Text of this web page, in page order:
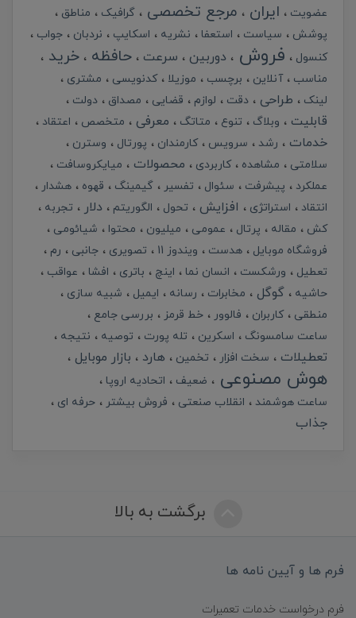
عضویت
ایران مرجع تخصصی گرافیک
مناطق
پوشش
سیاست استعفا نشریه اسکایپ نردبان
جواب
کنسول
فروش دوربین سرعت حافظه خرید
مناسب آنلاین برچسب موزیلا کدنویسی
مشتری
لینک
طراحی دقت لوازم قضایی مصداق دولت
قابلیت وبلاگ تنوع متاتگ معرفی متخصص اعتقاد
خدمات رشد سرویس کارمندان پورتال
وسترن
سلامتی
مشاهده کاربردی محصولات
میایکروسافت
عملکرد
پیشرفت سئوال تفسیر گیمینگ قهوه
هشدار
انتقاد
استراتژی افزایش تحول الگوریتم دلار
تجربه
کش
مقاله پرتال عمومی میلیون محتوا
شیائومی
فروشگاه موبایل
هدست ویندوز 11 تصویری جانبی
رم
تعطیل
ورشکست انسان نما اینچ باتری افشا
عواقب
حاشیه
گوگل مخابرات رسانه ایمیل
شبیه سازی
منطقی
کاربران فالوور خط قرمز
بررسی جامع
ساعت سامسونگ
اسکرین تله پورت توصیه نتیجه
تعطیلات سخت افزار تخمین هارد بازار موبایل
هوش مصنوعی ضعیف
اتحادیه اروپا
ساعت هوشمند
انقلاب صنعتی فروش بیشتر حرفه ای
جذاب
برگشت به بالا
فرم ها و آیین نامه ها
فرم درخواست خدمات تعمیرات